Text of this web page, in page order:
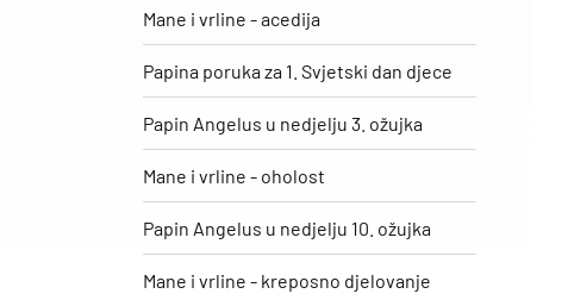
Mane i vrline - acedija
Papina poruka za 1. Svjetski dan djece
Papin Angelus u nedjelju 3. ožujka
Mane i vrline - oholost
Papin Angelus u nedjelju 10. ožujka
Mane i vrline - kreposno djelovanje